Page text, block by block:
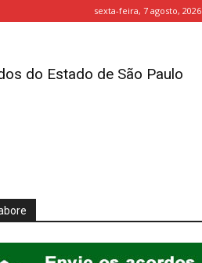
sexta-feira, 7 agosto, 2026
do Estado de São Paulo